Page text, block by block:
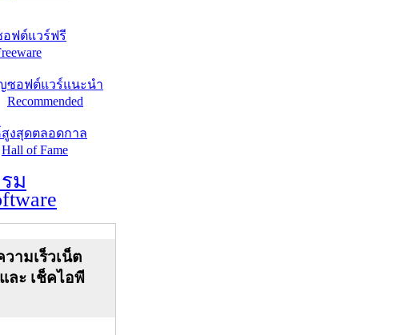
อฟต์แวร์ฟรี
ซอฟต์แวร์แนะนำ
Recommended
สูงสุดตลอดกาล
Hall of Fame
ม
ามเร็วเน็ต
และ เช็คไอพี